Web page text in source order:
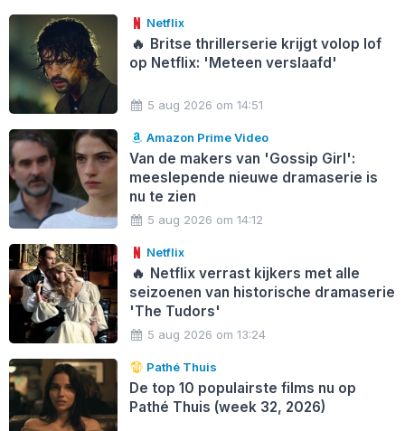
Netflix
🔥 Britse thrillerserie krijgt volop lof
op Netflix: 'Meteen verslaafd'
5 aug 2026 om 14:51
Amazon Prime Video
Van de makers van 'Gossip Girl':
meeslepende nieuwe dramaserie is
nu te zien
5 aug 2026 om 14:12
Netflix
🔥 Netflix verrast kijkers met alle
seizoenen van historische dramaserie
'The Tudors'
5 aug 2026 om 13:24
Pathé Thuis
De top 10 populairste films nu op
Pathé Thuis (week 32, 2026)